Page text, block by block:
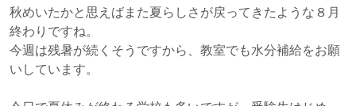
秋めいたかと思えばまた夏らしさが戻ってきたような８月
終わりですね。
今週は残暑が続くそうですから、教室でも水分補給をお願
いしています。